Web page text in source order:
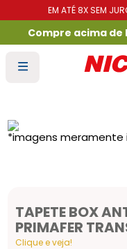
EM ATÉ 8X SEM
Compre acima de
TAPETE BOX
PRIMAFER
Clique e veja!